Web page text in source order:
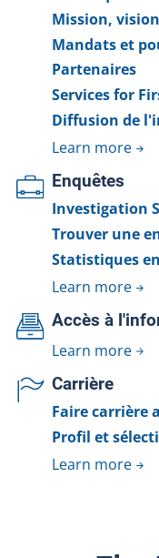
during a police
a police service.
Mission,
Mandats et
Partenaires
Services for
Diffusion de
Learn more
Enquêtes
Investigation
Trouver une
Statistiques
Learn more
Accès à
Learn more
Carrière
Faire carrière
Profil et
Learn more